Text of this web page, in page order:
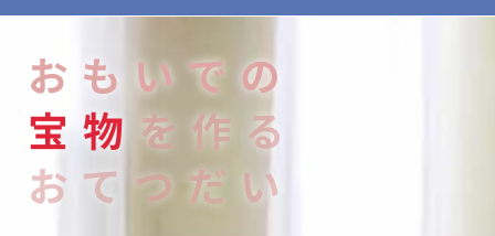
おもいでの
宝 物 を作る
おてつだい